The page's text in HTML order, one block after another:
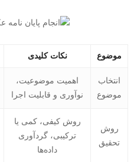
موضوع نکات کلیدی
انتخاب
موضوع
اهمیت موضوعیت،
نوآوری و قابلیت اجرا
روش
تحقیق
روش کیفی، کمی یا
ترکیبی، گردآوری
داده‌ها